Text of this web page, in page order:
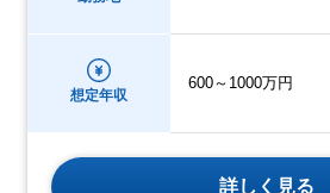
想定年収
600～1000万円
詳しく見る